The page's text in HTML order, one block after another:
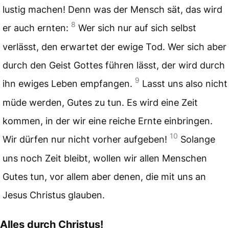
lustig machen! Denn was der Mensch sät, das wird
er auch ernten: 8 Wer sich nur auf sich selbst
verlässt, den erwartet der ewige Tod. Wer sich aber
durch den Geist Gottes führen lässt, der wird durch
ihn ewiges Leben empfangen. 9 Lasst uns also nicht
müde werden, Gutes zu tun. Es wird eine Zeit
kommen, in der wir eine reiche Ernte einbringen.
Wir dürfen nur nicht vorher aufgeben! 10 Solange
uns noch Zeit bleibt, wollen wir allen Menschen
Gutes tun, vor allem aber denen, die mit uns an
Jesus Christus glauben.
Alles durch Christus!